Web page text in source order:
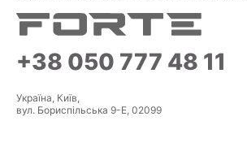
+38 050 777 48 11
Україна, Київ,
вул. Бориспільська 9-Е, 02099